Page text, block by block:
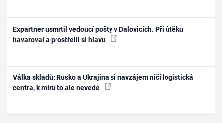
Expartner usmrtil vedoucí pošty v Dalovicích. Při útěku
havaroval a prostřelil si hlavu
Válka skladů: Rusko a Ukrajina si navzájem ničí logistická
centra, k míru to ale nevede